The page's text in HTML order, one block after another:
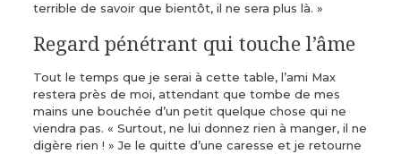
terrible de savoir que bientôt, il ne sera plus là. »
Regard pénétrant qui touche l’âme
Tout le temps que je serai à cette table, l’ami Max
restera près de moi, attendant que tombe de mes
mains une bouchée d’un petit quelque chose qui ne
viendra pas. « Surtout, ne lui donnez rien à manger, il ne
digère rien ! » Je le quitte d’une caresse et je retourne